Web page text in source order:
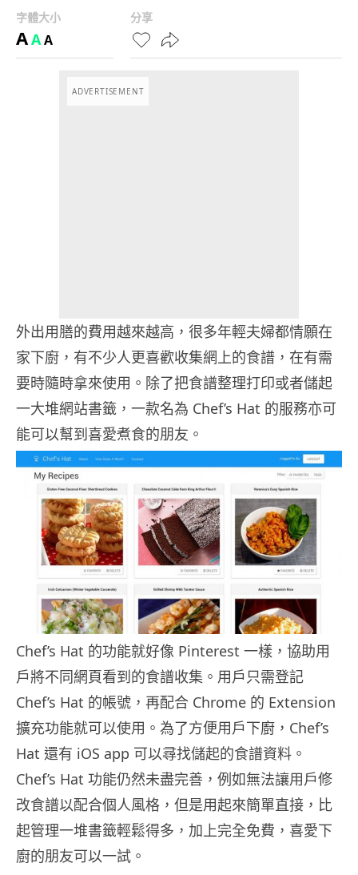
字體大小
AAA
分享
ADVERTISEMENT
外出用膳的費用越來越高，很多年輕夫婦都情願在
家下廚，有不少人更喜歡收集網上的食譜，在有需
要時隨時拿來使用。除了把食譜整理打印或者儲起
一大堆網站書籤，一款名為 Chef’s Hat 的服務亦可
能可以幫到喜愛煮食的朋友。
Chef’s Hat 的功能就好像 Pinterest 一樣，協助用
戶將不同網頁看到的食譜收集。用戶只需登記
Chef’s Hat 的帳號，再配合 Chrome 的 Extension
擴充功能就可以使用。為了方便用戶下廚，Chef’s
Hat 還有 iOS app 可以尋找儲起的食譜資料。
Chef’s Hat 功能仍然未盡完善，例如無法讓用戶修
改食譜以配合個人風格，但是用起來簡單直接，比
起管理一堆書籤輕鬆得多，加上完全免費，喜愛下
廚的朋友可以一試。